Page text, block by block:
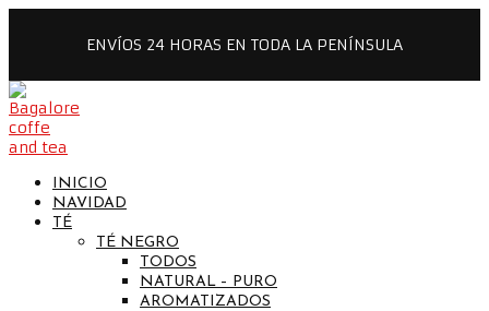
ENVÍOS 24 HORAS EN TODA LA PENÍNSULA
INICIO
NAVIDAD
TÉ
TÉ NEGRO
TODOS
NATURAL – PURO
AROMATIZADOS